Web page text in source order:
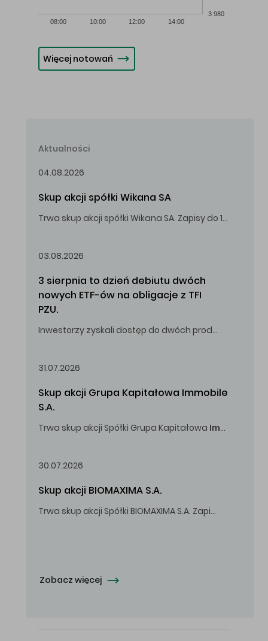
08:00 10:00 12:00 14:00
3 980
Więcej notowań
Aktualności
04.08.2026
Skup akcji spółki Wikana SA
Trwa skup akcji spółki Wikana SA. Zapisy do 14.08.2026 r. do godz. 16.00.
03.08.2026
3 sierpnia to dzień debiutu dwóch
nowych ETF-ów na obligacje z TFI
PZU.
Inwestorzy zyskali dostęp do dwóch produktów umożliwiających inwestowanie w obligacje skarbowe.
31.07.2026
Skup akcji Grupa Kapitałowa Immobile
S.A.
Trwa skup akcji Spółki Grupa Kapitałowa Immobile
30.07.2026
Skup akcji BIOMAXIMA S.A.
Trwa skup akcji Spółki BIOMAXIMA S.A. Zapisy do 4 sierpnia 2026 r. do godz. 16.00.
Zobacz więcej